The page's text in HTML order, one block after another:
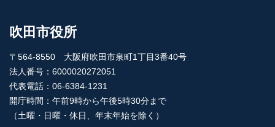
吹田市役所
〒564-8550 大阪府吹田市泉町1丁目3番40号
法人番号：6000020272051
代表電話：06-6384-1231
開庁時間：午前9時から午後5時30分まで
（土曜・日曜・休日、年末年始を除く）